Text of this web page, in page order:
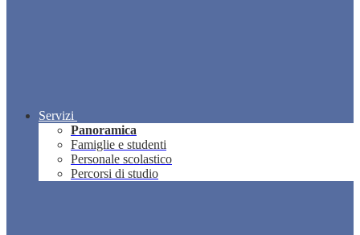
Servizi
Panoramica
Famiglie e studenti
Personale scolastico
Percorsi di studio